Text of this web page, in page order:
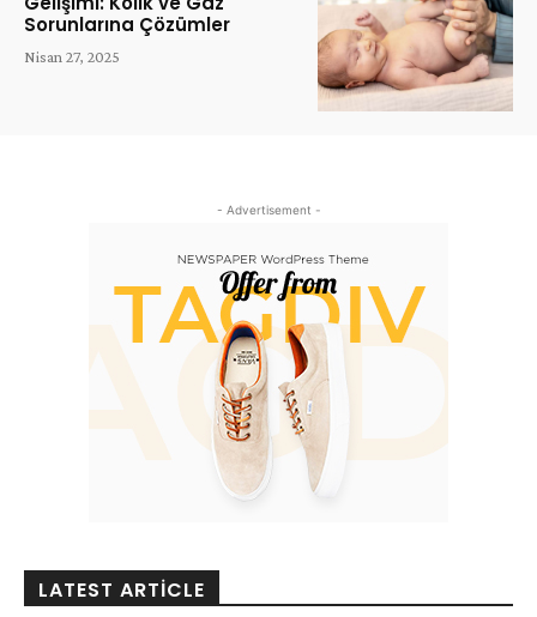
Sorunlarına Çözümler
Nisan 27, 2025
- Advertisement -
LATEST ARTICLE